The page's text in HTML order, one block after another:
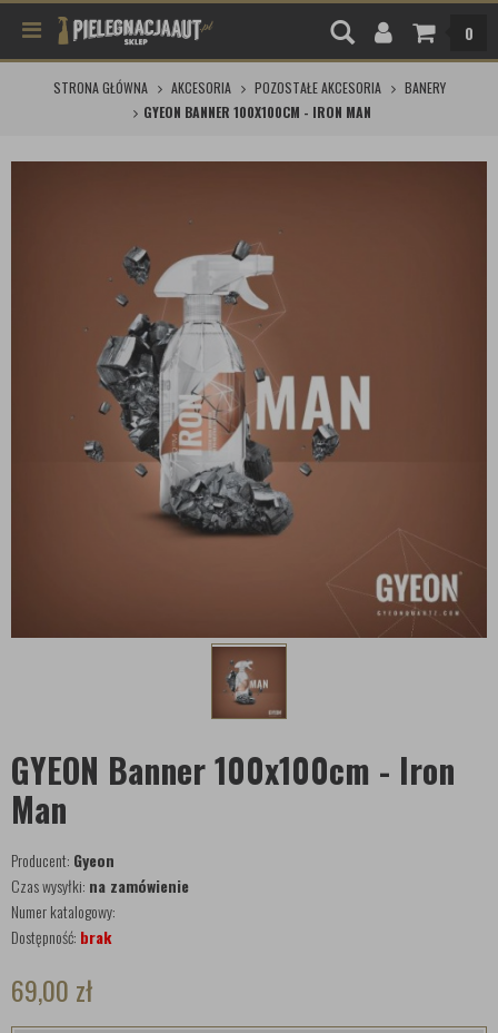
0
STRONA GŁÓWNA AKCESORIA POZOSTAŁE AKCESORIA
BANERY
GYEON BANNER 100X100CM - IRON MAN
GYEON Banner 100x100cm - Iron
Man
Producent: Gyeon
Czas wysyłki: na zamówienie
Numer katalogowy:
Dostępność: brak
69,00 zł